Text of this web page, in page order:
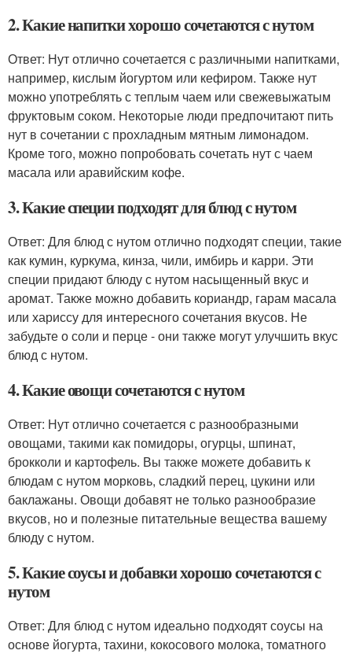
2. Какие напитки хорошо сочетаются с нутом
Ответ: Нут отлично сочетается с различными напитками,
например, кислым йогуртом или кефиром. Также нут
можно употреблять с теплым чаем или свежевыжатым
фруктовым соком. Некоторые люди предпочитают пить
нут в сочетании с прохладным мятным лимонадом.
Кроме того, можно попробовать сочетать нут с чаем
масала или аравийским кофе.
3. Какие специи подходят для блюд с нутом
Ответ: Для блюд с нутом отлично подходят специи, такие
как кумин, куркума, кинза, чили, имбирь и карри. Эти
специи придают блюду с нутом насыщенный вкус и
аромат. Также можно добавить кориандр, гарам масала
или хариссу для интересного сочетания вкусов. Не
забудьте о соли и перце - они также могут улучшить вкус
блюд с нутом.
4. Какие овощи сочетаются с нутом
Ответ: Нут отлично сочетается с разнообразными
овощами, такими как помидоры, огурцы, шпинат,
брокколи и картофель. Вы также можете добавить к
блюдам с нутом морковь, сладкий перец, цукини или
баклажаны. Овощи добавят не только разнообразие
вкусов, но и полезные питательные вещества вашему
блюду с нутом.
5. Какие соусы и добавки хорошо сочетаются с
нутом
Ответ: Для блюд с нутом идеально подходят соусы на
основе йогурта, тахини, кокосового молока, томатного